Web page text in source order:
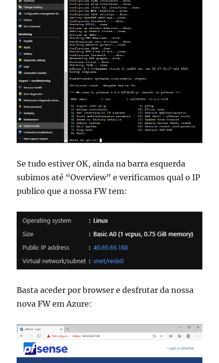
Se tudo estiver OK, ainda na barra esquerda
subimos até “Overview” e verificamos qual o IP
publico que a nossa FW tem:
Basta aceder por browser e desfrutar da nossa
nova FW em Azure: